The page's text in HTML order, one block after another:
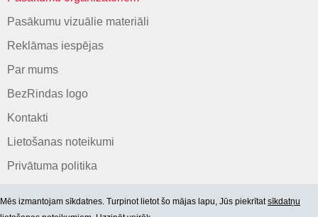
Pasākumu vizuālie materiāli
Reklāmas iespējas
Par mums
BezRindas logo
Kontakti
Lietošanas noteikumi
Privātuma politika
Mēs izmantojam sīkdatnes. Turpinot lietot šo mājas lapu, Jūs piekrītatsīkdatņu